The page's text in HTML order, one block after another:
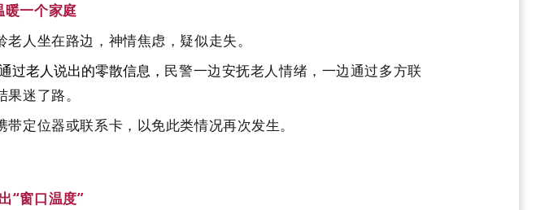
暖一个家庭
人坐在路边，神情焦虑，疑似走失。
过老人说出的零散信息， 民警一边安抚老人情绪，一边通过多方联
迷了路。
位器或联系卡，以免此类情况再次发生。
“窗口温度”